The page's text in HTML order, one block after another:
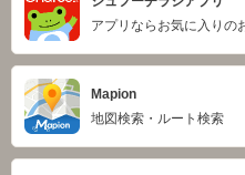
アプリならお気に入りの
Mapion
地図検索・ルート検索